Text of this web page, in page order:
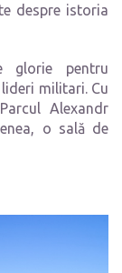
despre istoria
pentru
militari. Cu
Alexandr
o sală de